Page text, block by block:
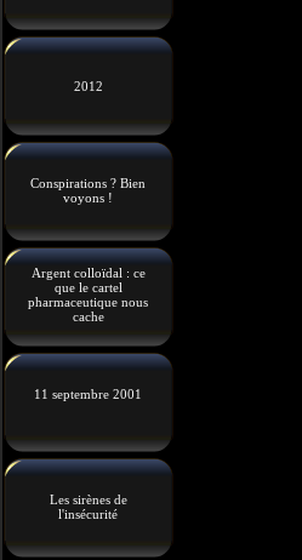
2012
Conspirations ? Bien
voyons !
Argent colloïdal : ce
que le cartel
pharmaceutique nous
cache
11 septembre 2001
Les sirènes de
l'insécurité